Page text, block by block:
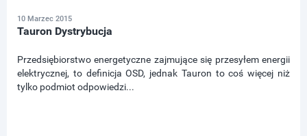
10 Marzec 2015
Tauron Dystrybucja
Przedsiębiorstwo energetyczne zajmujące się przesyłem energii
elektrycznej, to definicja OSD, jednak Tauron to coś więcej niż
tylko podmiot odpowiedzi...